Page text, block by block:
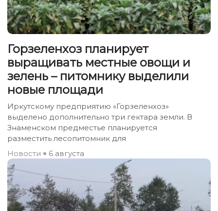
Горзеленхоз планирует
выращивать местные овощи и
зелень – питомнику выделили
новые площади
Иркутскому предприятию «Горзеленхоз»
выделено дополнительно три гектара земли. В
Знаменском предместье планируется
разместить лесопитомник для
Новости
6 августа